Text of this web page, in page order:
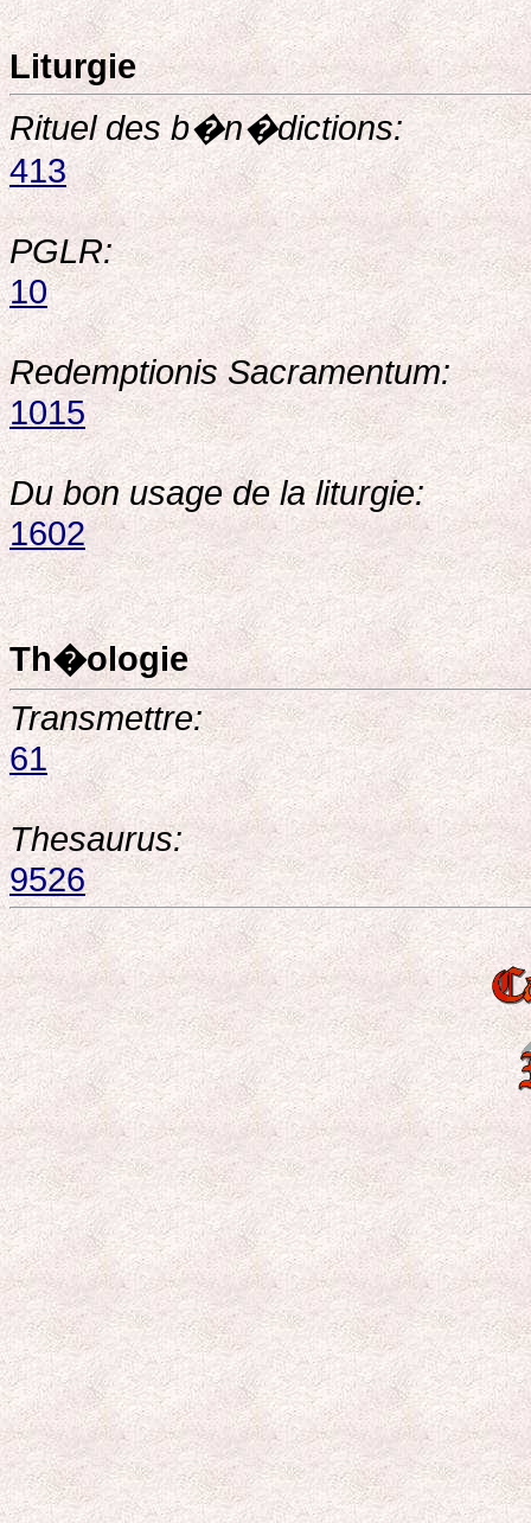
Liturgie
Rituel des b�n�dictions:
413
PGLR:
10
Redemptionis Sacramentum:
1015
Du bon usage de la liturgie:
1602
Th�ologie
Transmettre:
61
Thesaurus:
9526